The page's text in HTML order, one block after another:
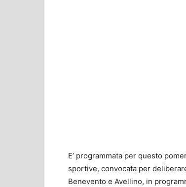
E’ programmata per questo
sportive, convocata per
Benevento e Avellino, in